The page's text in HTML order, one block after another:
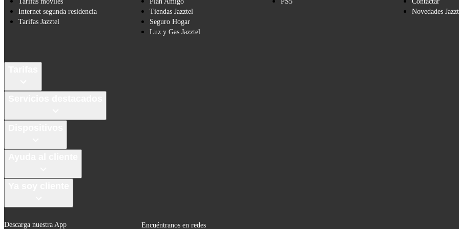
Internet segunda residencia
Tarifas Jazztel
Tiendas Jazztel
Seguro Hogar
Luz y Gas Jazztel
Novedades
Descarga nuestra App Encuéntranos en redes